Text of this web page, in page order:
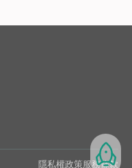
隱私權政策服務條款